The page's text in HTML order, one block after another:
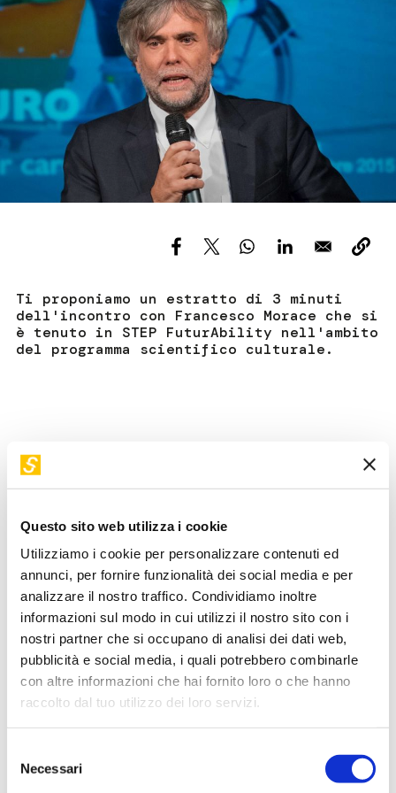
Questo sito web utilizza i cookie
Utilizziamo i cookie per personalizzare contenuti ed
annunci, per fornire funzionalità dei social media e per
analizzare il nostro traffico. Condividiamo inoltre
informazioni sul modo in cui utilizzi il nostro sito con i
nostri partner che si occupano di analisi dei dati web,
pubblicità e social media, i quali potrebbero combinarle
con altre informazioni che hai fornito loro o che hanno
raccolto dal tuo utilizzo dei loro servizi.
delNecessari
Servizi e accessibilità
Contatti
FAQ
Biglietti
Ti proponiamo un estratto di 3 minuti
dell'incontro con Francesco Morace che si
è tenuto in STEP FuturAbility nell'ambito
del programma scientifico culturale.
In uno scenario in continua evoluzione emergono nuove
generazioni e delle tendenze di consumo presentando i
quattro paradigmi del futuro: Sostenibilità, Unicità,
Tempestività e Condivisione. L’intervento si chiuderà
sollecitando interventi da parte del pubblico, dando spazio
a dubbi e interrogativi.